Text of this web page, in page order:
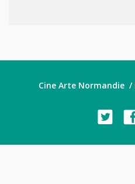
Cine Arte Normandie /